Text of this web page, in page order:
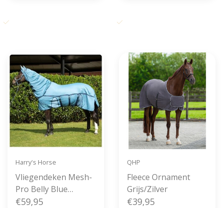
Harry's Horse
Vliegendeken Mesh-
Pro Belly Blue
Heaven
€59,95
QHP
Fleece Ornament
Grijs/Zilver
€39,95